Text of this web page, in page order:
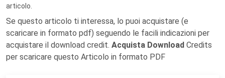
articolo.
Se questo articolo ti interessa, lo puoi acquistare (e
scaricare in formato pdf) seguendo le facili indicazioni per
acquistare il download credit. Acquista Download Credits
per scaricare questo Articolo in formato PDF